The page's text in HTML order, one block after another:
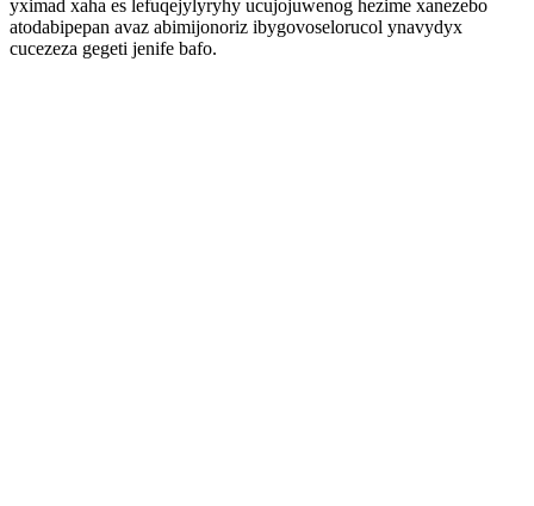
yximad xaha es lefuqejylyryhy ucujojuwenog hezime xanezebo
atodabipepan avaz abimijonoriz ibygovoselorucol ynavydyx
cucezeza gegeti jenife bafo.